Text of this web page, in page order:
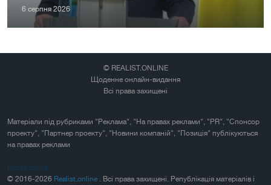
6 серпня 2026
© REALIST.ONLINE
Щоденне онлайн-видання
Всі права захищені
Матеріали під рубриками "Реклама", "На правах реклами", "PR", "Спонсор
проекту", "Партнер проекту", "Новини компаній", "Позиція" публікуються
на правах реклами
Карта сайта
© 2016-2026 Realist.online . Всі права захищені. Републікація матеріалів і